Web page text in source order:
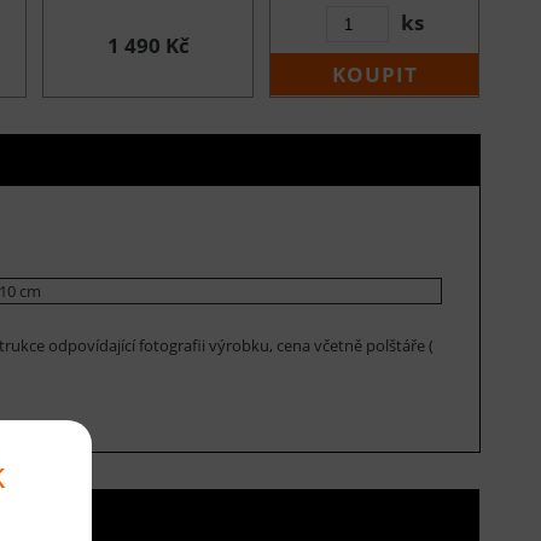
1 490 Kč
ks
KOUPIT
cm
odpovídající fotografii výrobku, cena včetně polštáře (